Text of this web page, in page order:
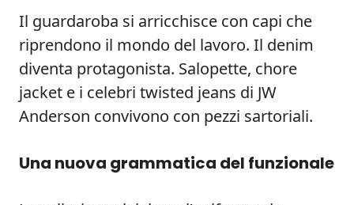
Il guardaroba si arricchisce con capi che
riprendono il mondo del lavoro. Il denim
diventa protagonista. Salopette, chore
jacket e i celebri twisted jeans di JW
Anderson convivono con pezzi sartoriali.
Una nuova grammatica del funzionale